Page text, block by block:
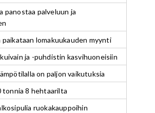
panostaa palveluun ja
paikataan lomakuukauden myynti
ja -puhdistin kasvihuoneisiin
on paljon vaikutuksia
tonnia 8 hehtaarilta
ruokakauppoihin